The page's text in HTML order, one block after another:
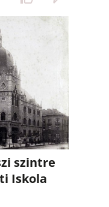
szintre
Iskola